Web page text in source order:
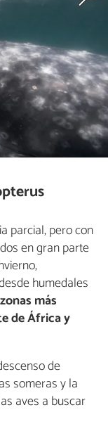
parcial, pero con
en gran parte
humedales
más
de África y
de
someras y la
aves a buscar